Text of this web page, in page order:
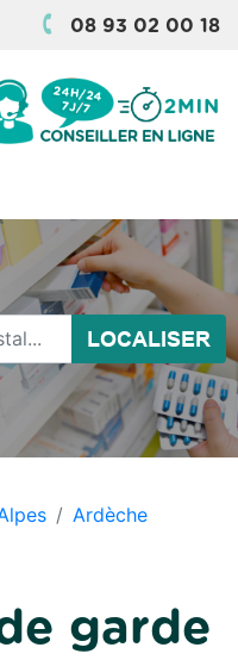
08 93 02 00 18
LOCALISER
Ardèche
garde